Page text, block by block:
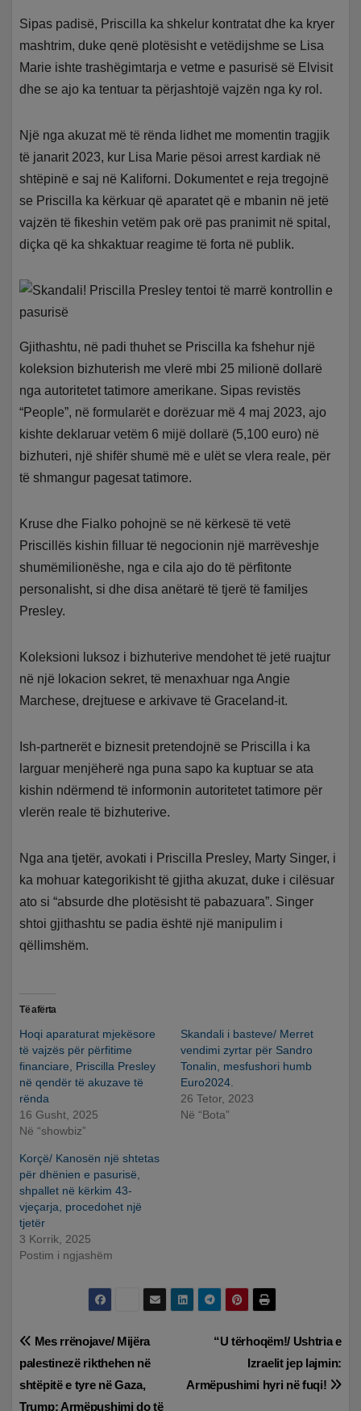
Sipas padisë, Priscilla ka shkelur kontratat dhe ka kryer
mashtrim, duke qenë plotësisht e vetëdijshme se Lisa
Marie ishte trashëgimtarja e vetme e pasurisë së Elvisit
dhe se ajo ka tentuar ta përjashtojë vajzën nga ky rol.
Një nga akuzat më të rënda lidhet me momentin tragjik
të janarit 2023, kur Lisa Marie pësoi arrest kardiak në
shtëpinë e saj në Kaliforni. Dokumentet e reja tregojnë
se Priscilla ka kërkuar që aparatet që e mbanin në jetë
vajzën të fikeshin vetëm pak orë pas pranimit në spital,
diçka që ka shkaktuar reagime të forta në publik.
Gjithashtu, në padi thuhet se Priscilla ka fshehur një
koleksion bizhuterish me vlerë mbi 25 milionë dollarë
nga autoritetet tatimore amerikane. Sipas revistës
“People”, në formularët e dorëzuar më 4 maj 2023, ajo
kishte deklaruar vetëm 6 mijë dollarë (5,100 euro) në
bizhuteri, një shifër shumë më e ulët se vlera reale, për
të shmangur pagesat tatimore.
Kruse dhe Fialko pohojnë se në kërkesë të vetë
Priscillës kishin filluar të negocionin një marrëveshje
shumëmilionëshe, nga e cila ajo do të përfitonte
personalisht, si dhe disa anëtarë të tjerë të familjes
Presley.
Koleksioni luksoz i bizhuterive mendohet të jetë ruajtur
në një lokacion sekret, të menaxhuar nga Angie
Marchese, drejtuese e arkivave të Graceland-it.
Ish-partnerët e biznesit pretendojnë se Priscilla i ka
larguar menjëherë nga puna sapo ka kuptuar se ata
kishin ndërmend të informonin autoritetet tatimore për
vlerën reale të bizhuterive.
Nga ana tjetër, avokati i Priscilla Presley, Marty Singer, i
ka mohuar kategorikisht të gjitha akuzat, duke i cilësuar
ato si “absurde dhe plotësisht të pabazuara”. Singer
shtoi gjithashtu se padia është një manipulim i
qëllimshëm.
Të afërta
Hoqi aparaturat mjekësore
të vajzës për përfitime
financiare, Priscilla Presley
në qendër të akuzave të
rënda
16 Gusht, 2025
Në “showbiz”
Skandali i basteve/ Merret
vendimi zyrtar për Sandro
Tonalin, mesfushori humb
Euro2024.
26 Tetor, 2023
Në “Bota”
Korçë/ Kanosën një shtetas
për dhënien e pasurisë,
shpallet në kërkim 43-
vjeçarja, procedohet një
tjetër
3 Korrik, 2025
Postim i ngjashëm
Lëvizje
te
“U tërhoqëm!/ Ushtria e
Izraelit jep lajmin:
Armëpushimi hyri në fuqi!
Mes rrënojave/ Mijëra
palestinezë rikthehen në
shtëpitë e tyre në Gaza,
Trump: Armëpushimi do të